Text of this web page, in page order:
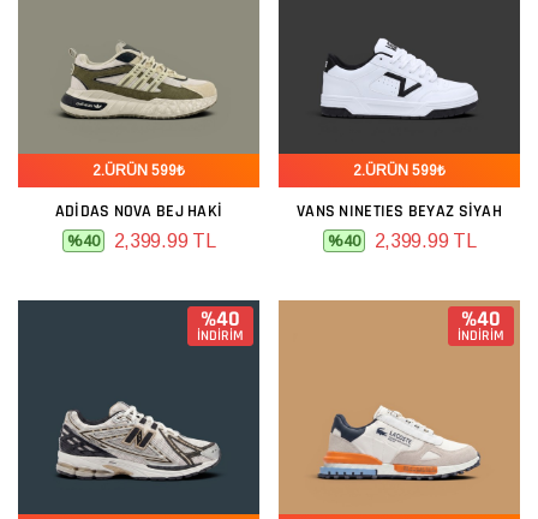
2.ÜRÜN 599₺
ADIDAS NOVA BEJ HAKI
%40 2,399.99 TL
2.ÜRÜN 599₺
VANS NINETIES BEYAZ SIYAH
%40 2,399.99 TL
%40
İNDİRİM
%40
İNDİRİM